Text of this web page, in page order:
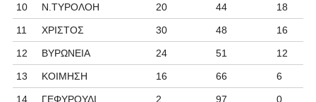
10 Ν.ΤΥΡΟΛΟΗ 20 44 18
11 ΧΡΙΣΤΟΣ 30 48 16
12 ΒΥΡΩΝΕΙΑ 24 51 12
13 ΚΟΙΜΗΣΗ 16 66 6
14 ΓΕΦΥΡΟΥΔΙ 2 97 0